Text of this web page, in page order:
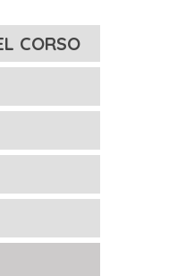
CORSO